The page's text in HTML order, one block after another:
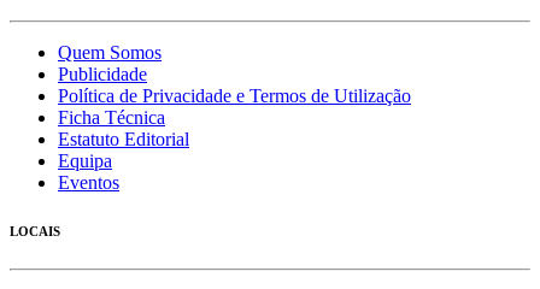
Quem Somos
Publicidade
Política de Privacidade e Termos de Utilização
Ficha Técnica
Estatuto Editorial
Equipa
Eventos
LOCAIS